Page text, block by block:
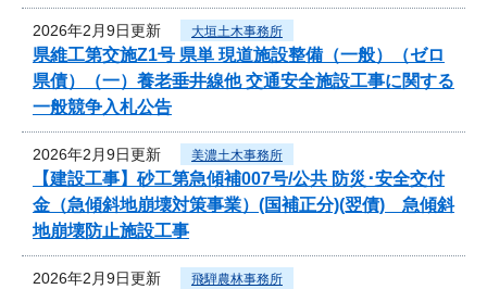
2026年2月9日更新 大垣土木事務所
県維工第交施Z1号 県単 現道施設整備（一般）（ゼロ
県債）（一）養老垂井線他 交通安全施設工事に関する
一般競争入札公告
2026年2月9日更新 美濃土木事務所
【建設工事】砂工第急傾補007号/公共 防災･安全交付
金（急傾斜地崩壊対策事業）(国補正分)(翌債) 急傾斜
地崩壊防止施設工事
2026年2月9日更新 飛騨農林事務所